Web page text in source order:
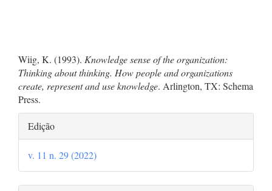
Wiig, K. (1993). Knowledge sense of the organization:
Thinking about thinking. How people and organizations
create, represent and use knowledge. Arlington, TX: Schema
Press.
Detalhes
do
artigo
Edição
v. 11 n. 29 (2022)